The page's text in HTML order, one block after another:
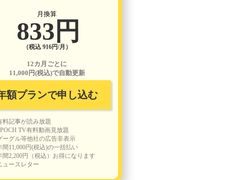
月換算
833円
（税込 916円/月）
12カ月ごとに
11,000円(税込)で自動更新
額プランで申し込む
料記事が読み放題
TV有料動画見放題
ーグル等他社の広告非表示
間11,000円(税込)の一括払い
間2,200円（税込）お得になります
ュースレター